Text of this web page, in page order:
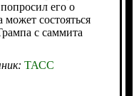
его о
состояться
с саммита
ТАСС